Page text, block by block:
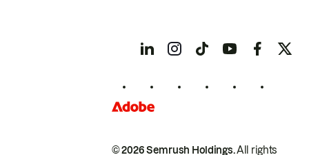
© 2026 Semrush Holdings.All rights